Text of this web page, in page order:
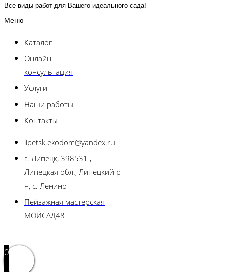
Все виды работ для Вашего идеального сада!
Меню
Каталог
Онлайн
консультация
Услуги
Наши работы
Контакты
lipetsk.ekodom@yandex.ru
г. Липецк, 398531 ,
Липецкая обл., Липецкий р-
н, с. Ленино
Пейзажная мастерская
МОЙСАД48
0